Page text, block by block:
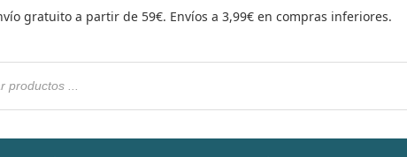
gratuito a partir de 59€. Envíos a 3,99€ en compras inferiores.